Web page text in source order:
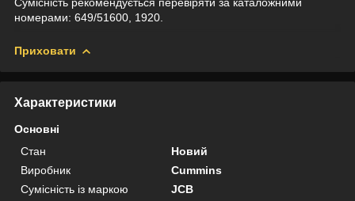
номерами: 649/51600, 1920.
Приховати
Характеристики
Основні
Стан
Новий
Виробник
Cummins
Сумісність із маркою
JCB